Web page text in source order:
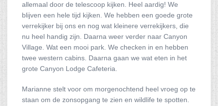
allemaal door de telescoop kijken. Heel aardig! We
blijven een hele tijd kijken. We hebben een goede grote
verrekijker bij ons en nog wat kleinere verrekijkers, die
nu heel handig zijn. Daarna weer verder naar Canyon
Village. Wat een mooi park. We checken in en hebben
twee western cabins. Daarna gaan we wat eten in het
grote Canyon Lodge Cafeteria.
Marianne stelt voor om morgenochtend heel vroeg op te
staan om de zonsopgang te zien en wildlife te spotten.